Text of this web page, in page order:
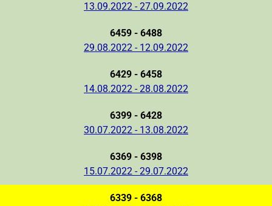
13.09.2022 - 27.09.2022
6459 - 6488
29.08.2022 - 12.09.2022
6429 - 6458
14.08.2022 - 28.08.2022
6399 - 6428
30.07.2022 - 13.08.2022
6369 - 6398
15.07.2022 - 29.07.2022
6339 - 6368